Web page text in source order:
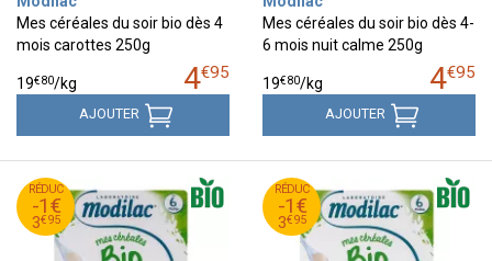
Mes céréales du soir bio dès 4
mois carottes 250g
4€95
19€80/kg
AJOUTER
Mes céréales du soir bio dès 4-
6 mois nuit calme 250g
4€95
19€80/kg
AJOUTER
RÉDUC
-1€
3€95
4
€
95
3
€
95
RÉDUC
-1€
3€95
4
€
95
3
€
95